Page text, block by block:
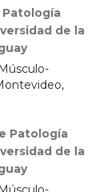
Patología
de la
Patología
de la